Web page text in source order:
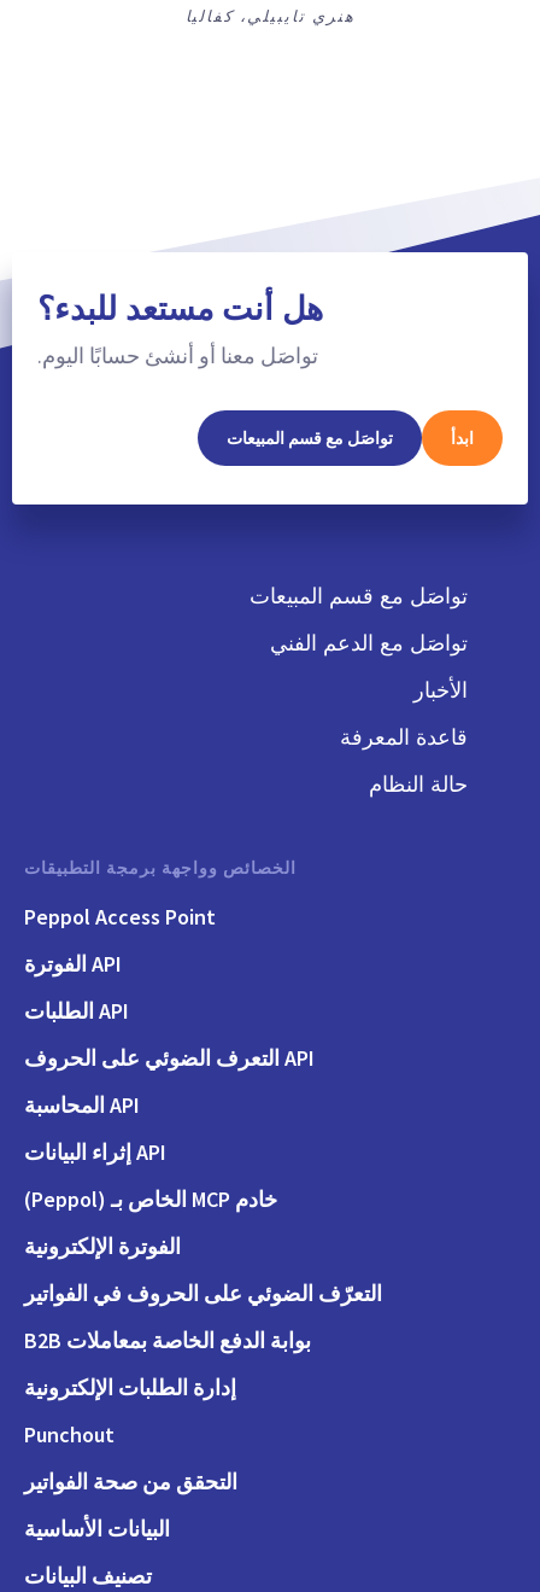
هنري تايبيلي، كفاليا
هل أنت مستعد للبدء؟
تواصَل معنا أو أنشئ حسابًا اليوم.
ابدأ تواصَل مع قسم المبيعات
تواصَل مع قسم المبيعات
تواصَل مع الدعم الفني
الأخبار
قاعدة المعرفة
حالة النظام
الخصائص وواجهة برمجة التطبيقات
Peppol Access Point
API الفوترة
API الطلبات
API التعرف الضوئي على الحروف
API المحاسبة
API إثراء البيانات
خادم MCP الخاص بـ (Peppol)
الفوترة الإلكترونية
التعرّف الضوئي على الحروف في الفواتير
بوابة الدفع الخاصة بمعاملات B2B
إدارة الطلبات الإلكترونية
Punchout
التحقق من صحة الفواتير
البيانات الأساسية
تصنيف البيانات